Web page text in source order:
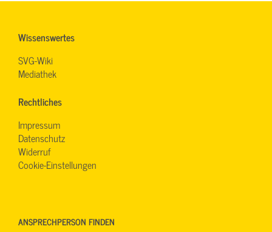
Wissenswertes
SVG-Wiki
Mediathek
Rechtliches
Impressum
Datenschutz
Widerruf
Cookie-Einstellungen
ANSPRECHPERSON FINDEN